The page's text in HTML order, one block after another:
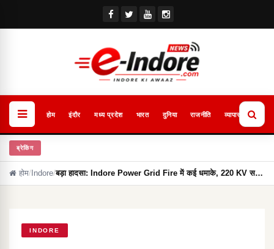
होम इंदौर मध्य प्रदेश भारत दुनिया राजनीति व्यापार खेल
ब्रेकिंग
होम/ Indore/बड़ा हादसा: Indore Power Grid Fire में कई धमाके, 220 KV स…
INDORE